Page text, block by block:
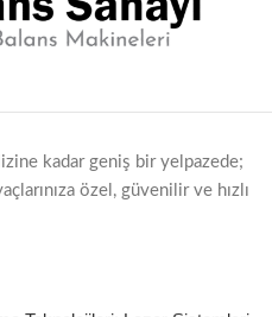
kadar geniş bir yelpazede;
özel, güvenilir ve hızlı